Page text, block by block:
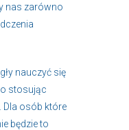
nas zarówno
nauczyć się
stosując
Dla osób które
będzie to